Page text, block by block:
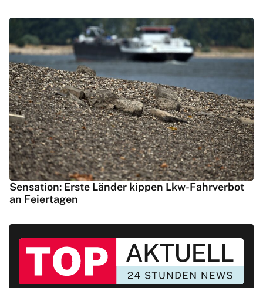
Sensation: Erste Länder kippen Lkw-Fahrverbot
an Feiertagen